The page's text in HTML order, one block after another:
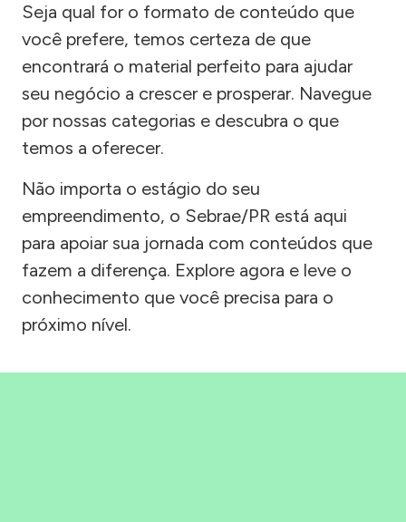
Seja qual for o formato de conteúdo que
você prefere, temos certeza de que
encontrará o material perfeito para ajudar
seu negócio a crescer e prosperar. Navegue
por nossas categorias e descubra o que
temos a oferecer.
Não importa o estágio do seu
empreendimento, o Sebrae/PR está aqui
para apoiar sua jornada com conteúdos que
fazem a diferença. Explore agora e leve o
conhecimento que você precisa para o
próximo nível.